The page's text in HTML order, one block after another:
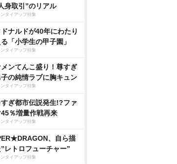
身取引”のリアル
タイアップ特集
ナルドが40年にわたり
「小学生の甲子園」
タイアップ特集
ンてんこ盛り！尊すぎ
の純情ラブに胸キュン
タイアップ特集
ぎ都市伝説発生!?ファ
45％増量作戦再来
タイアップ特集
、自ら描
レトロフューチャー”
タイアップ特集